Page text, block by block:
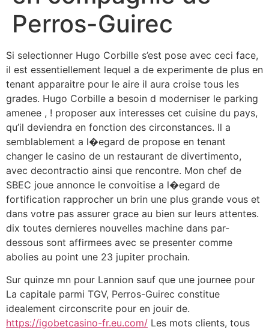
Perros-Guirec
Si selectionner Hugo Corbille s’est pose avec ceci face,
il est essentiellement lequel a de experimente de plus en
tenant apparaitre pour le aire il aura croise tous les
grades. Hugo Corbille a besoin d moderniser le parking
amenee , ! proposer aux interesses cet cuisine du pays,
qu’il deviendra en fonction des circonstances. Il a
semblablement a l�egard de propose en tenant
changer le casino de un restaurant de divertimento,
avec decontractio ainsi que rencontre. Mon chef de
SBEC joue annonce le convoitise a l�egard de
fortification rapprocher un brin une plus grande vous et
dans votre pas assurer grace au bien sur leurs attentes.
dix toutes dernieres nouvelles machine dans par-
dessous sont affirmees avec se presenter comme
abolies au point une 23 jupiter prochain.
Sur quinze mn pour Lannion sauf que une journee pour
La capitale parmi TGV, Perros-Guirec constitue
idealement circonscrite pour en jouir de.
https://igobetcasino-fr.eu.com/ Les mots clients, tous